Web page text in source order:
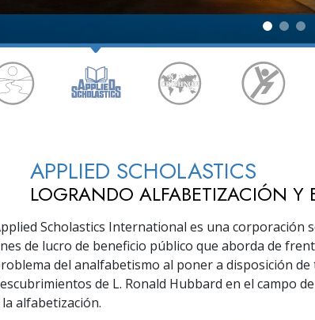
APPLIED SCHOLASTICS
LOGRANDO ALFABETIZACIÓN Y
Scholastics International es una corporación
de lucro de beneficio público que aborda de
del analfabetismo al poner a disposición de
de L. Ronald Hubbard en el campo
la alfabetización.